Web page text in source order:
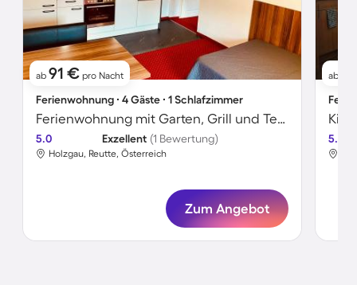
ab 91 € pro Nacht
Ferienwohnung ∙ 4 Gäste ∙ 1 Schlafzimmer
Ferienwohnung mit Garten, Grill und Terrasse
5.0 Exzellent (1 Bewertung)
Holzgau, Reutte, Österreich
Zum Angebot
ab
5.0